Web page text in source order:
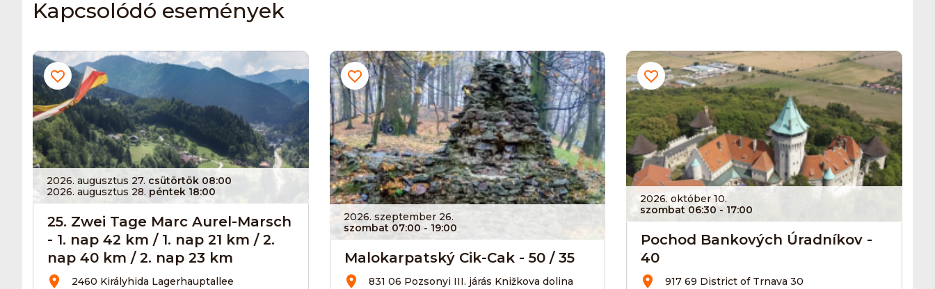
Kapcsolódó események
2026. augusztus 27. csütörtök 08:00
2026. augusztus 28. péntek 18:00
25. Zwei Tage Marc Aurel-Marsch
- 1. nap 42 km / 1. nap 21 km / 2.
nap 40 km / 2. nap 23 km
2460 Királyhida Lagerhauptallee
2026. szeptember 26.
szombat 07:00 - 19:00
Malokarpatský Cik-Cak - 50 / 35
831 06 Pozsonyi III. járás Knižkova dolina
2026. október 10.
szombat 06:30 - 17:00
Pochod Bankových Úradníkov -
40
917 69 District of Trnava 30